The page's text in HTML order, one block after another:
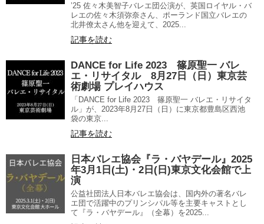
’25 佐々木美智子バレエ団公演が、英国ロイヤル・バ
レエの佐々木須弥奈さん、ポーランド国立バレエの
北井僚太さん他を迎えて、2025...
記事を読む
DANCE for Life 2023 篠原聖一 バレ
エ・リサイタル 8月27日（日）東京芸
術劇場 プレイハウス
「DANCE for Life 2023 篠原聖一 バレエ・リサイタ
ル」が、2023年8月27日（日）に東京都豊島区西池
袋の東京...
記事を読む
日本バレエ協会『ラ・バヤデール』2025
年3月1日(土)・2日(日)東京文化会館で上
演
公益社団法人日本バレエ協会は、国内外の著名バレ
エ団で活躍中のプリンシパル等を主要キャストとし
て『ラ・バヤデール』（全幕）を2025...